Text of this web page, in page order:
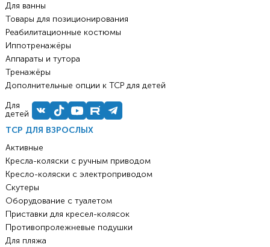
ТСР ДЛЯ ВЗРОСЛЫХ
Активные
Кресла-коляски с ручным приводом
Кресло-коляски с электроприводом
Скутеры
Оборудование с туалетом
Приставки для кресел-колясок
Противопролежневые подушки
Для пляжа
Для ванны
Товары для позиционирования
Реабилитационные костюмы
Иппотренажёры
Аппараты и тутора
Тренажёры
Дополнительные опции к ТСР для детей
Для
детей